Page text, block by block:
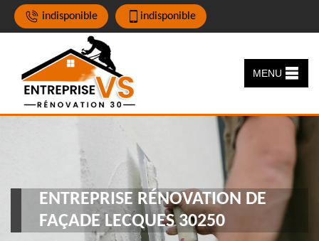
indisponible indisponible
MENU
ENTREPRISE RÉNOVATION DE
FAÇADE LECQUES 30250